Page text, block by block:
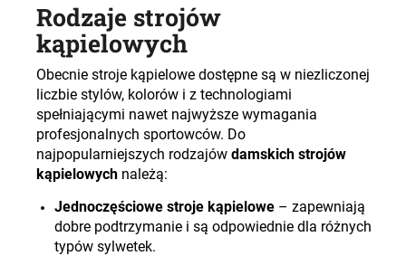
Rodzaje strojów
kąpielowych
Obecnie stroje kąpielowe dostępne są w niezliczonej
liczbie stylów, kolorów i z technologiami
spełniającymi nawet najwyższe wymagania
profesjonalnych sportowców. Do
najpopularniejszych rodzajów damskich strojów
kąpielowych należą:
Jednoczęściowe stroje kąpielowe – zapewniają
dobre podtrzymanie i są odpowiednie dla różnych
typów sylwetek.